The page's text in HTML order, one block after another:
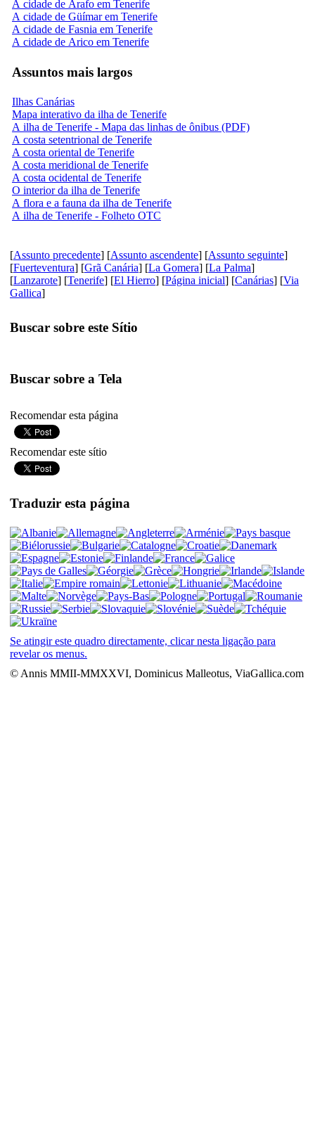
A cidade de Arafo em Tenerife
A cidade de Güímar em Tenerife
A cidade de Fasnia em Tenerife
A cidade de Arico em Tenerife
Assuntos mais largos
Ilhas Canárias
Mapa interativo da ilha de Tenerife
A ilha de Tenerife - Mapa das linhas de ônibus (PDF)
A costa setentrional de Tenerife
A costa oriental de Tenerife
A costa meridional de Tenerife
A costa ocidental de Tenerife
O interior da ilha de Tenerife
A flora e a fauna da ilha de Tenerife
A ilha de Tenerife - Folheto OTC
[Assunto precedente] [Assunto ascendente] [Assunto seguinte]
[Fuerteventura] [Grã Canária] [La Gomera] [La Palma]
[Lanzarote] [Tenerife] [El Hierro] [Página inicial] [Canárias] [Via
Gallica]
Buscar sobre este Sítio
Buscar sobre a Tela
Recomendar esta página
Recomendar este sítio
Traduzir esta página
Se atingir este quadro directamente, clicar nesta ligação para
revelar os menus.
© Annis MMII-MMXXVI, Dominicus Malleotus, ViaGallica.com